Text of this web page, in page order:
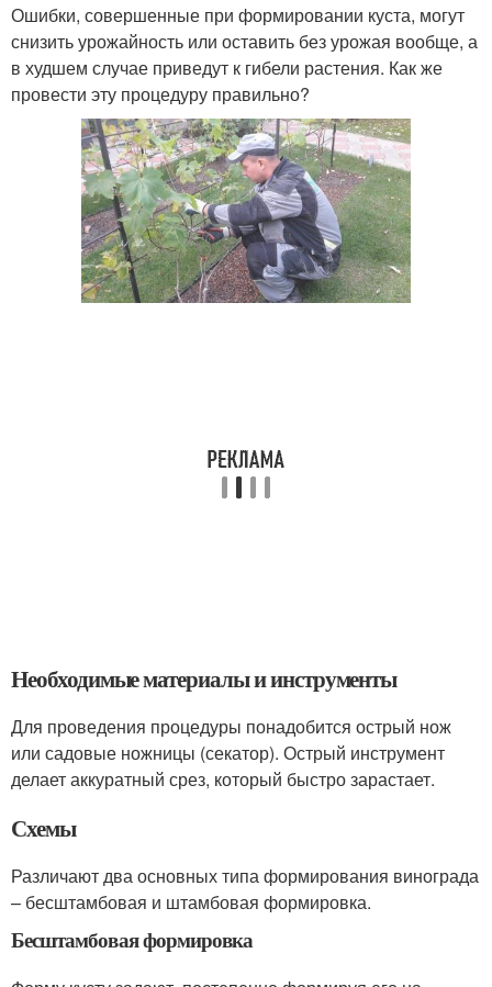
Ошибки, совершенные при формировании куста, могут
снизить урожайность или оставить без урожая вообще, а
в худшем случае приведут к гибели растения. Как же
провести эту процедуру правильно?
Необходимые материалы и инструменты
Для проведения процедуры понадобится острый нож
или садовые ножницы (секатор). Острый инструмент
делает аккуратный срез, который быстро зарастает.
Схемы
Различают два основных типа формирования винограда
– бесштамбовая и штамбовая формировка.
Бесштамбовая формировка